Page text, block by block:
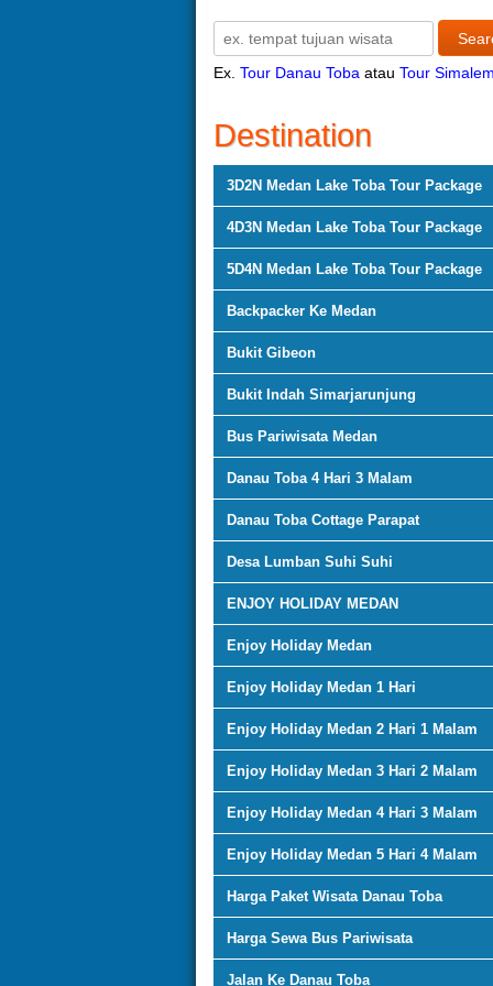
Ex. Tour Danau Toba atau Tour
Destination
3D2N Medan Lake Toba Tour Package
4D3N Medan Lake Toba Tour Package
5D4N Medan Lake Toba Tour Package
Backpacker Ke Medan
Bukit Gibeon
Bukit Indah Simarjarunjung
Bus Pariwisata Medan
Danau Toba 4 Hari 3 Malam
Danau Toba Cottage Parapat
Desa Lumban Suhi Suhi
ENJOY HOLIDAY MEDAN
Enjoy Holiday Medan
Enjoy Holiday Medan 1 Hari
Enjoy Holiday Medan 2 Hari 1 Malam
Enjoy Holiday Medan 3 Hari 2 Malam
Enjoy Holiday Medan 4 Hari 3 Malam
Enjoy Holiday Medan 5 Hari 4 Malam
Harga Paket Wisata Danau Toba
Harga Sewa Bus Pariwisata
Jalan Ke Danau Toba